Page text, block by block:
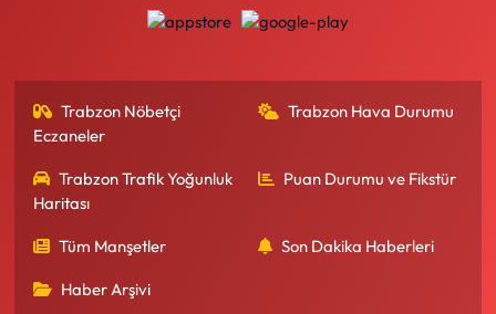
Trabzon Nöbetçi
Eczaneler
Trabzon Hava Durumu
Trabzon Trafik Yoğunluk
Haritası
Puan Durumu ve Fikstür
Tüm Manşetler Son Dakika Haberleri
Haber Arşivi